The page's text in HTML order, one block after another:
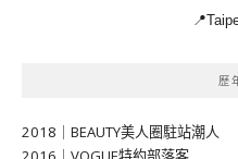
歷
2018｜BEAUTY美人圈駐站潮人